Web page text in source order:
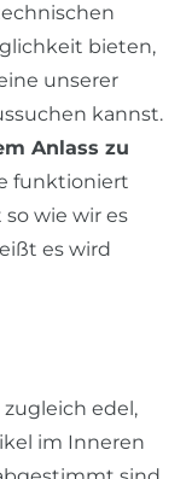
bieten,
unserer
kannst.
Anlass zu
funktioniert
wie wir es
es wird
edel,
im Inneren